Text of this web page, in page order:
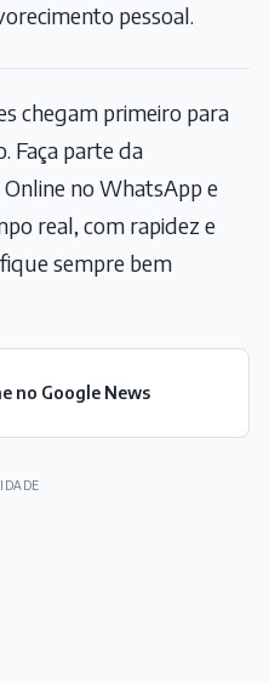
pessoal.
chegam primeiro para
Faça parte da
no WhatsApp e
real, com rapidez e
sempre bem
no Google News